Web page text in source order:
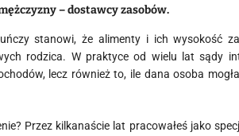
– dostawcy zasobów.
stanowi, że alimenty i ich wysokość
rodzica. W praktyce od wielu lat sądy
lecz również to, ile dana osoba
Przez kilkanaście lat pracowałeś jako